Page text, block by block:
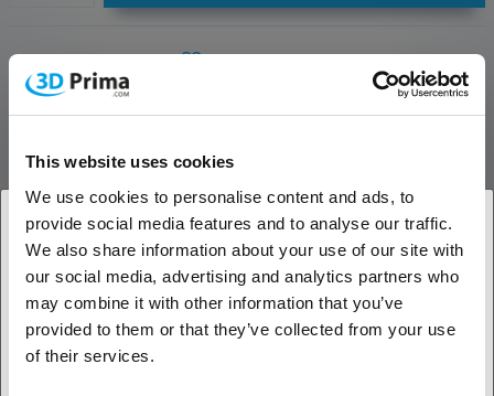
This website uses cookies
We use cookies to personalise content and ads, to
provide social media features and to analyse our traffic.
We also share information about your use of our site with
our social media, advertising and analytics partners who
may combine it with other information that you’ve
provided to them or that they’ve collected from your use
of their services.
Obserwowane
OPIS PRODUKTU
OCENY
1. Jesteś klientem biznesowym, czy klientem
indywidualnym?